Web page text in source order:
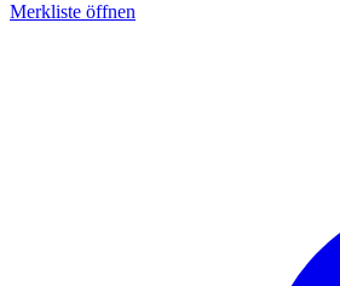
Merkliste öffnen